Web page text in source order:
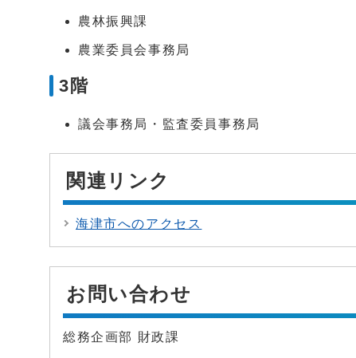
農林振興課
農業委員会事務局
3階
議会事務局・監査委員事務局
関連リンク
海津市へのアクセス
お問い合わせ
総務企画部 財政課